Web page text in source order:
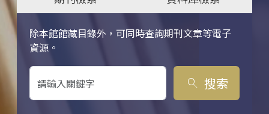
除本館館藏目錄外，可同時查詢期刊文章等電子
資源。
關鍵字搜尋
search 搜索